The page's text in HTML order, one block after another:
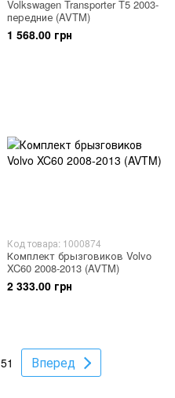
Volkswagen Transporter T5 2003-
передние (AVTM)
1 568.00 грн
Код товара: 1000874
Комплект брызговиков Volvo
XC60 2008-2013 (AVTM)
2 333.00 грн
Вперед